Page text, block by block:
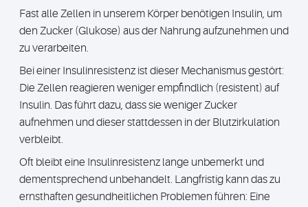
Fast alle Zellen in unserem Körper benötigen Insulin, um
den Zucker (Glukose) aus der Nahrung aufzunehmen und
zu verarbeiten.
Bei einer Insulinresistenz ist dieser Mechanismus gestört:
Die Zellen reagieren weniger empfindlich (resistent) auf
Insulin. Das führt dazu, dass sie weniger Zucker
aufnehmen und dieser stattdessen in der Blutzirkulation
verbleibt.
Oft bleibt eine Insulinresistenz lange unbemerkt und
dementsprechend unbehandelt. Langfristig kann das zu
ernsthaften gesundheitlichen Problemen führen: Eine